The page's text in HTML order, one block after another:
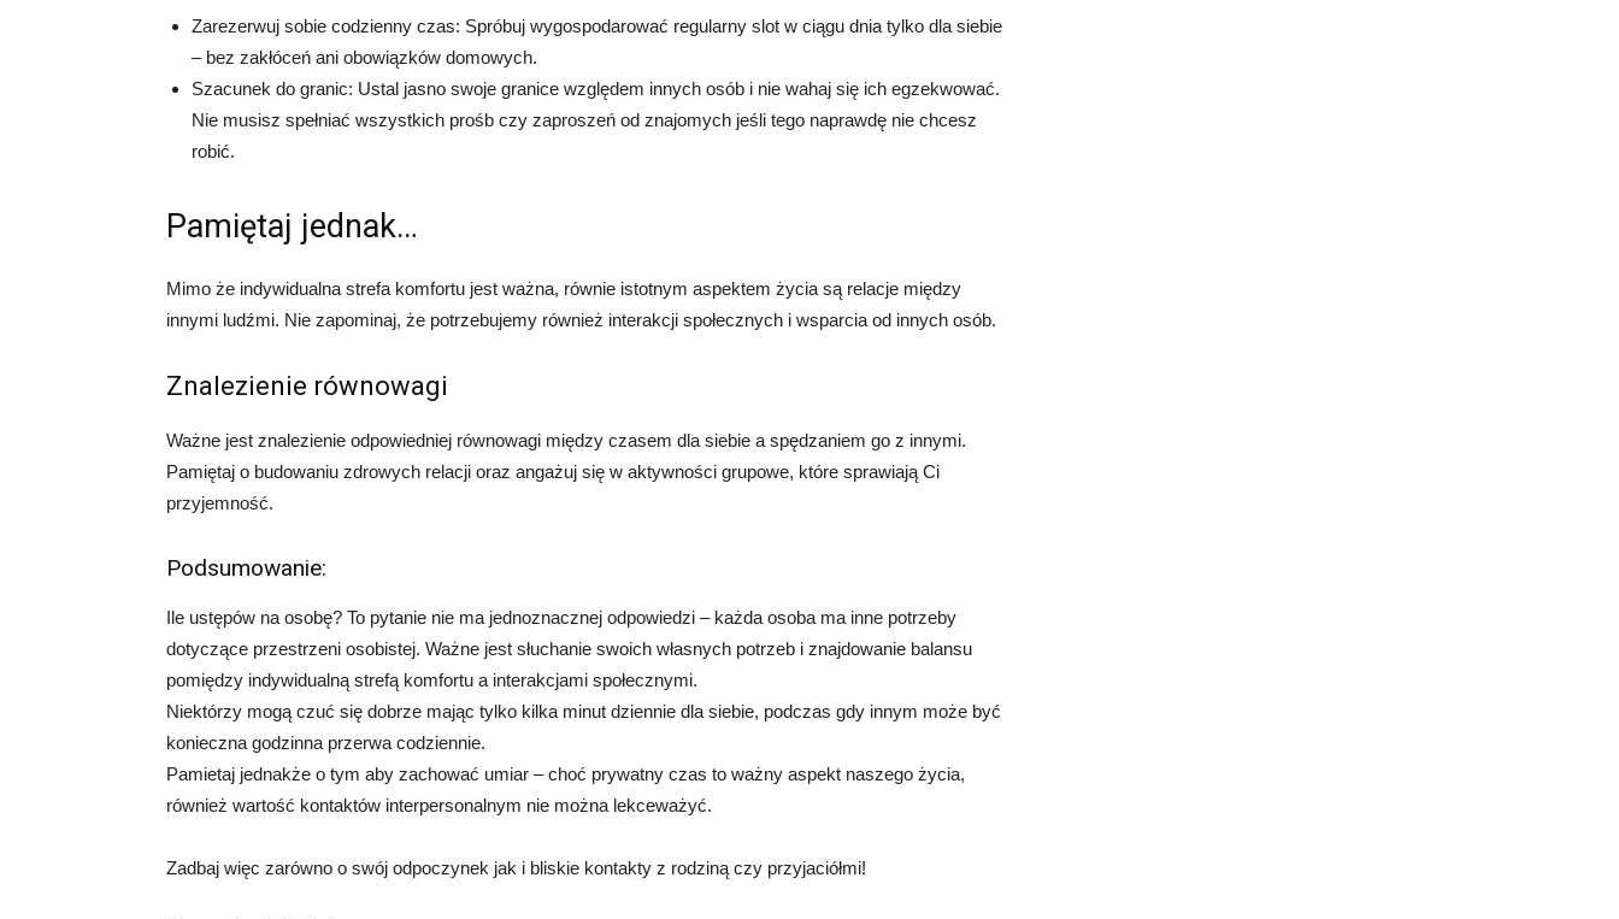
Zarezerwuj sobie codzienny czas: Spróbuj wygospodarować regularny slot w ciągu dnia tylko dla siebie
– bez zakłóceń ani obowiązków domowych.
Szacunek do granic: Ustal jasno swoje granice względem innych osób i nie wahaj się ich egzekwować.
Nie musisz spełniać wszystkich prośb czy zaproszeń od znajomych jeśli tego naprawdę nie chcesz
robić.
Pamiętaj jednak…
Mimo że indywidualna strefa komfortu jest ważna, równie istotnym aspektem życia są relacje między
innymi ludźmi. Nie zapominaj, że potrzebujemy również interakcji społecznych i wsparcia od innych osób.
Znalezienie równowagi
Ważne jest znalezienie odpowiedniej równowagi między czasem dla siebie a spędzaniem go z innymi.
Pamiętaj o budowaniu zdrowych relacji oraz angażuj się w aktywności grupowe, które sprawiają Ci
przyjemność.
Podsumowanie:
Ile ustępów na osobę? To pytanie nie ma jednoznacznej odpowiedzi – każda osoba ma inne potrzeby
dotyczące przestrzeni osobistej. Ważne jest słuchanie swoich własnych potrzeb i znajdowanie balansu
pomiędzy indywidualną strefą komfortu a interakcjami społecznymi.
Niektórzy mogą czuć się dobrze mając tylko kilka minut dziennie dla siebie, podczas gdy innym może być
konieczna godzinna przerwa codziennie.
Pamietaj jednakże o tym aby zachować umiar – choć prywatny czas to ważny aspekt naszego życia,
również wartość kontaktów interpersonalnym nie można lekceważyć.
Zadbaj więc zarówno o swój odpoczynek jak i bliskie kontakty z rodziną czy przyjaciółmi!